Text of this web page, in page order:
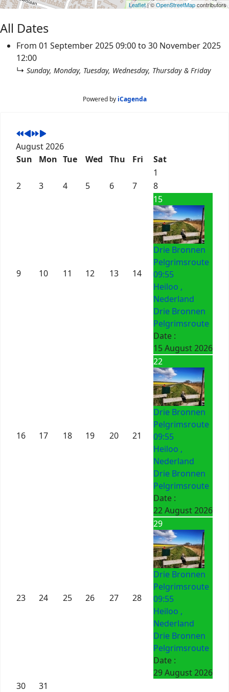
Leaflet| ©OpenStreetMapcontributors
All Dates
From 01 September 202509:00to 30 November 2025
12:00
↳ Sunday, Monday, Tuesday, Wednesday, Thursday & Friday
Powered by iCagenda
August 2026
Sun
Mon Tue Wed Thu Fri
Sat
1
2
3 4 5 6 7 8
9 10 11 12 13 14
15
Drie Bronnen
Pelgrimsroute
09:55
Heiloo ,
Nederland
Drie Bronnen
Pelgrimsroute
Date :
15 August 2026
16 17 18 19 20 21
22
Drie Bronnen
Pelgrimsroute
09:55
Heiloo ,
Nederland
Drie Bronnen
Pelgrimsroute
Date :
22 August 2026
23 24 25 26 27 28
29
Drie Bronnen
Pelgrimsroute
09:55
Heiloo ,
Nederland
Drie Bronnen
Pelgrimsroute
Date :
29 August 2026
30
31